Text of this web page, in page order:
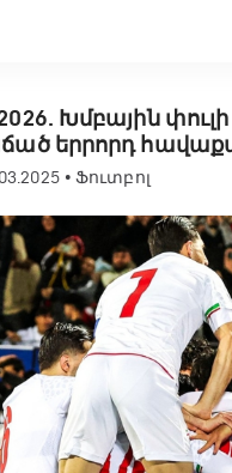
Խմբային փուլի
երրորդ
•Ֆուտբոլ